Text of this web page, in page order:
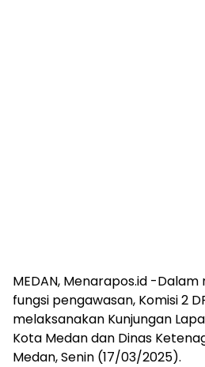
MEDAN, Menarapos.id -
fungsi pengawasan, Komisi 2
melaksanakan Kunjungan
Kota Medan dan Dinas
Medan, Senin (17/03/2025).